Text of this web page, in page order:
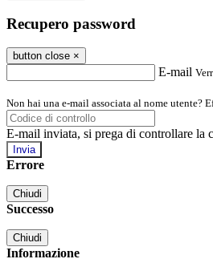
Recupero password
button close ×
E-mail
Non hai una e-mail associata al nome utente?
E-mail inviata, si prega di controllare la
Errore
Chiudi
Successo
Chiudi
Informazione